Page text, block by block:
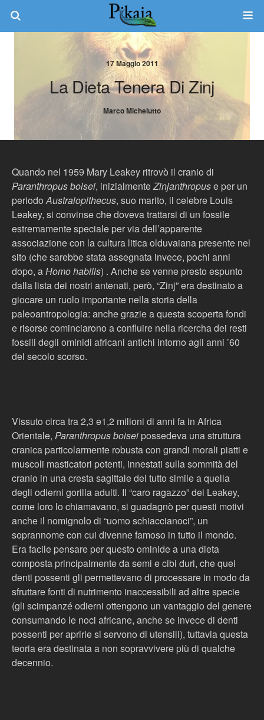
17 Maggio 2011
La Dieta Tenera Di Zinj
Marco Michelutto
Quando nel 1959 Mary Leakey ritrovò il cranio di
Paranthropus boisei, inizialmenteZinjanthropuse per un
periodoAustralopithecus, suo marito, il celebre Louis
Leakey, si convinse che doveva trattarsi di un fossile
estremamente speciale per via dell’apparente
associazione con la cultura litica olduvaiana presente nel
sito (che sarebbe stata assegnata invece, pochi anni
dopo, aHomo habilis) . Anche se venne presto espunto
dalla lista dei nostri antenati, però, “Zinj” era destinato a
giocare un ruolo importante nella storia della
paleoantropologia: anche grazie a questa scoperta fondi
e risorse cominciarono a confluire nella ricercha dei resti
fossili degli ominidi africani antichi intorno agli anni ’60
del secolo scorso.
Vissuto circa tra 2,3 e1,2 milioni di anni fa in Africa
Orientale, Paranthropus boisei possedeva una struttura
cranica particolarmente robusta con grandi morali piatti e
muscoli masticatori potenti, innestati sulla sommità del
cranio in una cresta sagittale del tutto simile a quella
degli odierni gorilla adulti. Il “caro ragazzo” dei Leakey,
come loro lo chiamavano, si guadagnò per questi motivi
anche il nomignolo di “uomo schiaccianoci”, un
soprannome con cui divenne famoso in tutto il mondo.
Era facile pensare per questo ominide a una dieta
composta principalmente da semi e cibi duri, che quei
denti possenti gli permettevano di processare in modo da
sfruttare fonti di nutrimento inaccessibili ad altre specie
(gli scimpanzé odierni ottengono un vantaggio del genere
consumando le noci africane, anche se invece di denti
possenti per aprirle si servono di utensili), tuttavia questa
teoria era destinata a non sopravvivere più di qualche
decennio.